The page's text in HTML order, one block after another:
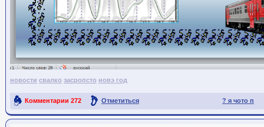
новости свалко засропсто новэ год
? я чото п
Комментарии 272 Отметиться
Ссылка на пост